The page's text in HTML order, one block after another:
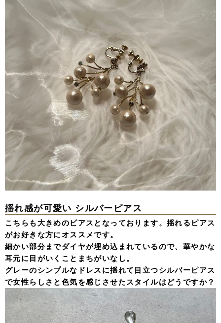
揺れ感が可愛い シルバーピアス
こちらも大きめのピアスとなっております。揺れるピアス
がお好きな方にオススメです。
細かい部分までダイヤが埋め込まれているので、華やかな
耳元に目がいくことまちがいなし。
グレーのシンプルなドレスに揺れて目立つシルバーピアス
で女性らしさと色気を感じさせたスタイルはどうですか？